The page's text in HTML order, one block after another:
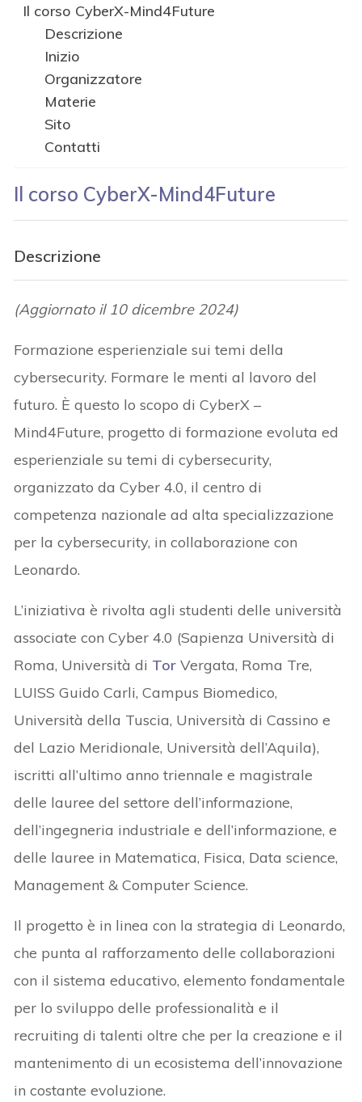
Il corso CyberX-Mind4Future
Descrizione
Inizio
Organizzatore
Materie
Sito
Contatti
Il corso CyberX-Mind4Future
Descrizione
(Aggiornato il 10 dicembre 2024)
Formazione esperienziale sui temi della
cybersecurity. Formare le menti al lavoro del
futuro. È questo lo scopo di CyberX –
Mind4Future, progetto di formazione evoluta ed
esperienziale su temi di cybersecurity,
organizzato da Cyber 4.0, il centro di
competenza nazionale ad alta specializzazione
per la cybersecurity, in collaborazione con
Leonardo.
L’iniziativa è rivolta agli studenti delle università
associate con Cyber 4.0 (Sapienza Università di
Roma, Università di Tor Vergata, Roma Tre,
LUISS Guido Carli, Campus Biomedico,
Università della Tuscia, Università di Cassino e
del Lazio Meridionale, Università dell’Aquila),
iscritti all’ultimo anno triennale e magistrale
delle lauree del settore dell’informazione,
dell’ingegneria industriale e dell’informazione, e
delle lauree in Matematica, Fisica, Data science,
Management & Computer Science.
Il progetto è in linea con la strategia di Leonardo,
che punta al rafforzamento delle collaborazioni
con il sistema educativo, elemento fondamentale
per lo sviluppo delle professionalità e il
recruiting di talenti oltre che per la creazione e il
mantenimento di un ecosistema dell’innovazione
in costante evoluzione.